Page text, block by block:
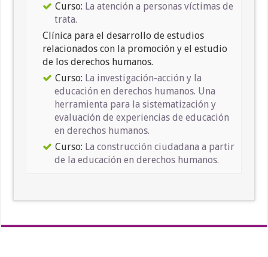
Curso: La atención a personas víctimas de
trata.
Clínica para el desarrollo de estudios
relacionados con la promoción y el estudio
de los derechos humanos.
Curso: La investigación-acción y la
educación en derechos humanos. Una
herramienta para la sistematización y
evaluación de experiencias de educación
en derechos humanos.
Curso: La construcción ciudadana a partir
de la educación en derechos humanos.